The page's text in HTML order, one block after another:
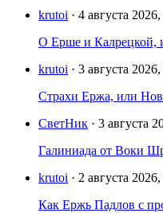
krutoi · 4 августа
О Ерше и Калрецкой,
krutoi · 3 августа
Страхи Ержа, или
СветНик · 3 августа
Галиниада от Воки
krutoi · 2 августа
Как Ержь Падлов с